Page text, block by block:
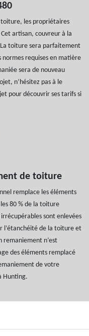
toiture, les propriétaires
artisan, couvreur à la
toiture sera parfaitement
normes requises en matière
sera de nouveau
n’hésitez pas à le
pour découvrir ses tarifs si
de toiture
remplace les éléments
80 % de la toiture
sont enlevées
l’étanchéité de la toiture et
remaniement n’est
des éléments remplacé
de votre
Hunting.